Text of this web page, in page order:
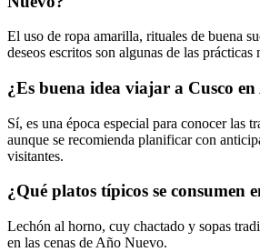
El uso de ropa amarilla, rituales de buena
deseos escritos son algunas de las prácticas
¿Es buena idea viajar a Cusco
Sí, es una época especial para conocer las
aunque se recomienda planificar con
visitantes.
¿Qué platos típicos se consumen
Lechón al horno, cuy chactado y sopas
en las cenas de Año Nuevo.